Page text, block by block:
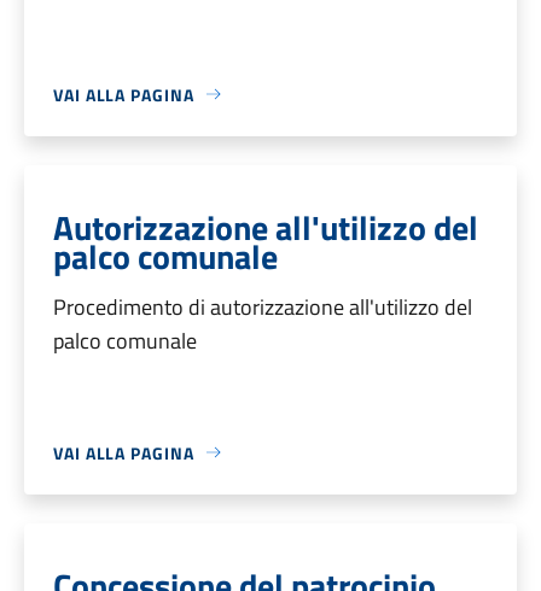
VAI ALLA PAGINA
Autorizzazione all'utilizzo del
palco comunale
Procedimento di autorizzazione all'utilizzo del
palco comunale
VAI ALLA PAGINA